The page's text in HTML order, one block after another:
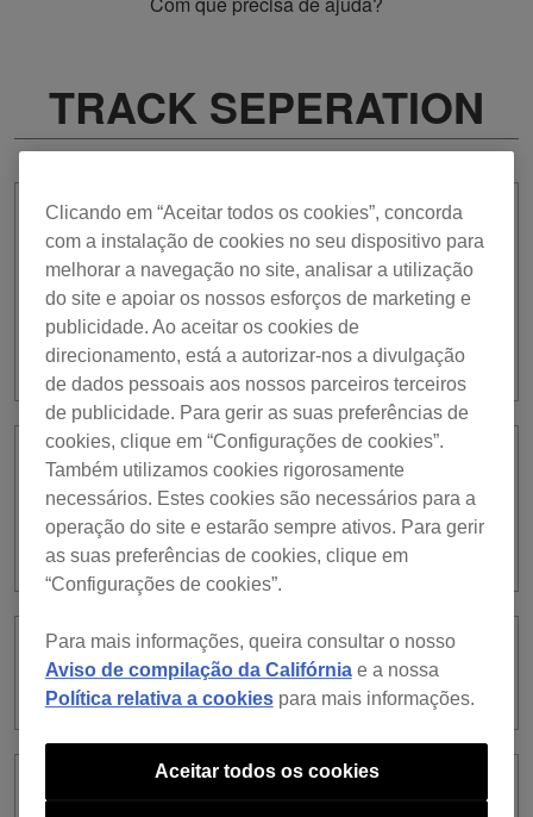
TRACK SEPERATION
Mesmo se estiver selecionada a opção
[CUSTOM1] para [Personalizar] a
função TRACK SEPARATION com
DDJ-FLX10, PART ISO (VOCAL) não
pode ser controlada com o botão de
regulação EQ HI.
Ao carregar faixas, é apresentado o
aviso “La fonction Track Separation
n’est pas disponible car il n’y a pas
assez d’espace libre dans la mémoire.”.
Se usar a função TRACK
SEPARATION, ocorre ruído.
Clicando em “Aceitar todos os cookies”, concorda
com a instalação de cookies no seu dispositivo para
melhorar a navegação no site, analisar a utilização
do site e apoiar os nossos esforços de marketing e
publicidade. Ao aceitar os cookies de
direcionamento, está a autorizar-nos a divulgação
de dados pessoais aos nossos parceiros terceiros
de publicidade. Para gerir as suas preferências de
cookies, clique em “Configurações de cookies”.
Também utilizamos cookies rigorosamente
necessários. Estes cookies são necessários para a
operação do site e estarão sempre ativos. Para gerir
as suas preferências de cookies, clique em
“Configurações de cookies”.
Para mais informações, queira consultar o nosso
Aviso de compilação da Califórniae a nossa
Política relativa a cookiespara mais informações.
Aceitar todos os cookies